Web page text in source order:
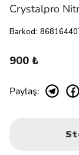
Crystalpro
Barkod:
900 ₺
Paylaş: